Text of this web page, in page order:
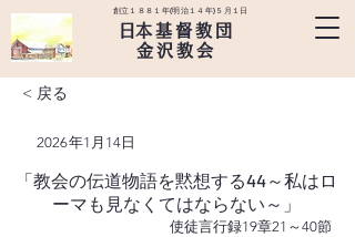
創立１８８１年(明治１４年)５月１日
​日本基督教団
金沢教会
< 戻る
2026年1月14日
「教会の伝道物語を黙想する44～私はロ
ーマも見なくてはならない～」
使徒言行録19章21～40節